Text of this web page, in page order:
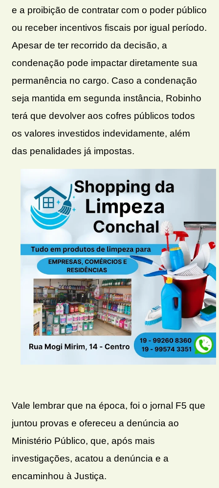
e a proibição de contratar com o poder público
ou receber incentivos fiscais por igual período.
Apesar de ter recorrido da decisão, a
condenação pode impactar diretamente sua
permanência no cargo. Caso a condenação
seja mantida em segunda instância, Robinho
terá que devolver aos cofres públicos todos
os valores investidos indevidamente, além
das penalidades já impostas.
Vale lembrar que na época, foi o jornal F5 que
juntou provas e ofereceu a denúncia ao
Ministério Público, que, após mais
investigações, acatou a denúncia e a
encaminhou à Justiça.